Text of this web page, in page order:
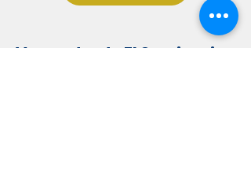
Voces desde El Seminario